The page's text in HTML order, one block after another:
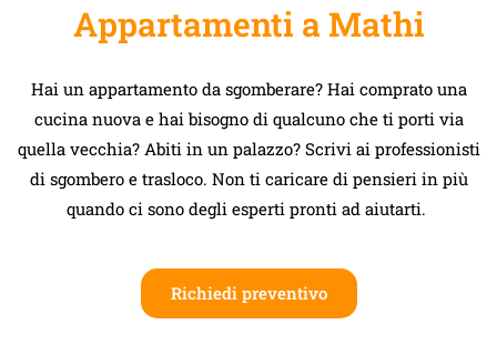
Appartamenti a Mathi
Hai un appartamento da sgomberare? Hai comprato una
cucina nuova e hai bisogno di qualcuno che ti porti via
quella vecchia? Abiti in un palazzo? Scrivi ai professionisti
di sgombero e trasloco. Non ti caricare di pensieri in più
quando ci sono degli esperti pronti ad aiutarti.
Richiedi preventivo